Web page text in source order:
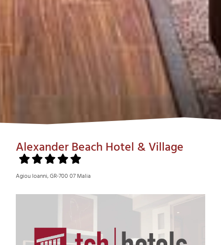
Alexander Beach Hotel & Village
Agiou Ioanni, GR-700 07 Malia